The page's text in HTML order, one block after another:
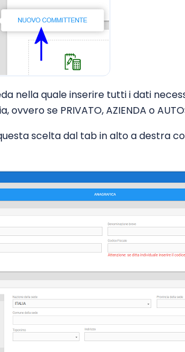
nella quale inserire tutti i dati
se PRIVATO, AZIENDA o
scelta dal tab in alto a destra